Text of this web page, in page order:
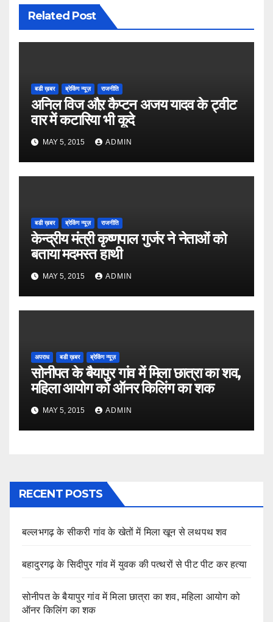
Related Post
बडी ख़बर ब्रेकिंग न्यूज़ राजनीति
अनिल विज औऱ कैप्टन अजय यादव के ट्वीट
वार में कटारिया भी कूदे
MAY 5, 2015 ADMIN
बडी ख़बर ब्रेकिंग न्यूज़ राजनीति
केन्द्रीय मंत्री कृष्णपाल गुर्जर ने नेताओं को
बताया मदमस्त हाथी
MAY 5, 2015 ADMIN
अपराध बडी ख़बर ब्रेकिंग न्यूज़
सोनीपत के बैयापुर गांव में मिला छात्रा का शव,
महिला आयोग को ऑनर किलिंग का शक
MAY 5, 2015 ADMIN
RECENT POSTS
बल्लभगढ़ के सीकरी गांव के खेतों में मिला खून से लथपथ शव
बहादुरगढ़ के सिदीपुर गांव में युवक की पत्थरों से पीट पीट कर हत्या
सोनीपत के बैयापुर गांव में मिला छात्रा का शव, महिला आयोग को
ऑनर किलिंग का शक